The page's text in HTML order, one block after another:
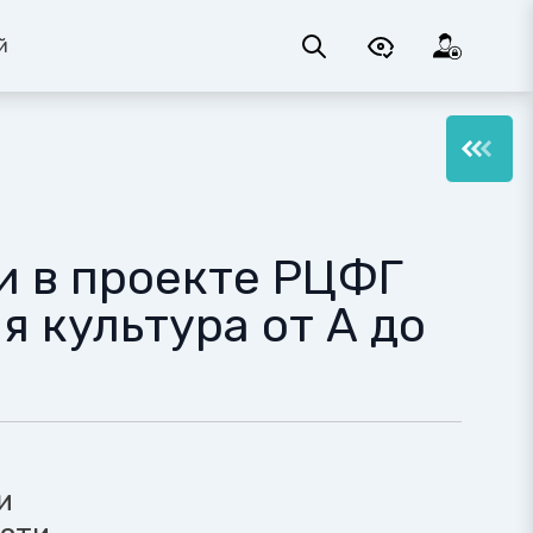
в проекте РЦФГ
культура от А до